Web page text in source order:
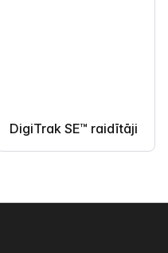
DigiTrak SE™ raidītāji